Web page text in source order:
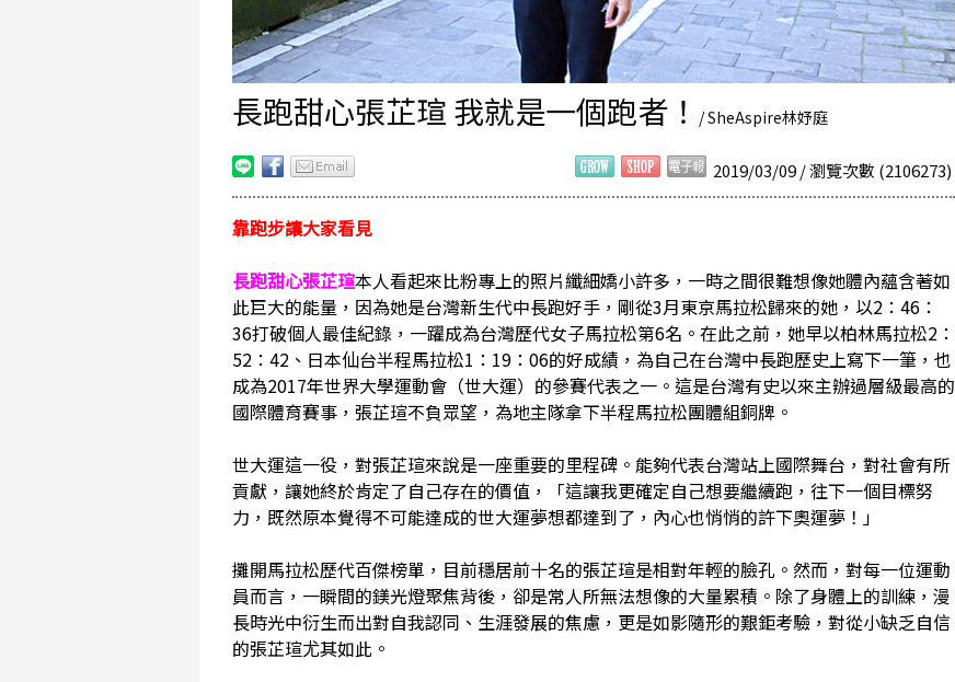
長跑甜心張芷瑄 我就是一個跑者！ / SheAspire林妤庭
2019/03/09 / 瀏覽次數 (2106273)
靠跑步讓大家看見
長跑甜心張芷瑄本人看起來比粉專上的照片纖細嬌小許多，一時之間很難想像她體內蘊含著如
此巨大的能量，因為她是台灣新生代中長跑好手，剛從3月東京馬拉松歸來的她，以2：46：
36打破個人最佳紀錄，一躍成為台灣歷代女子馬拉松第6名。在此之前，她早以柏林馬拉松2：
52：42、日本仙台半程馬拉松1：19：06的好成績，為自己在台灣中長跑歷史上寫下一筆，也
成為2017年世界大學運動會（世大運）的參賽代表之一。這是台灣有史以來主辦過層級最高的
國際體育賽事，張芷瑄不負眾望，為地主隊拿下半程馬拉松團體組銅牌。
世大運這一役，對張芷瑄來說是一座重要的里程碑。能夠代表台灣站上國際舞台，對社會有所
貢獻，讓她終於肯定了自己存在的價值，「這讓我更確定自己想要繼續跑，往下一個目標努
力，既然原本覺得不可能達成的世大運夢想都達到了，內心也悄悄的許下奧運夢！」
攤開馬拉松歷代百傑榜單，目前穩居前十名的張芷瑄是相對年輕的臉孔。然而，對每一位運動
員而言，一瞬間的鎂光燈聚焦背後，卻是常人所無法想像的大量累積。除了身體上的訓練，漫
長時光中衍生而出對自我認同、生涯發展的焦慮，更是如影隨形的艱鉅考驗，對從小缺乏自信
的張芷瑄尤其如此。